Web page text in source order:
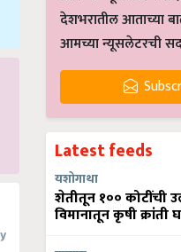
देशभरातील आताच्या
आमच्या न्यूसलेटरची
Latest feeds
यशोगाथा
शेतीतून १०० कोटींची
विमानातून कृषी क्रांती